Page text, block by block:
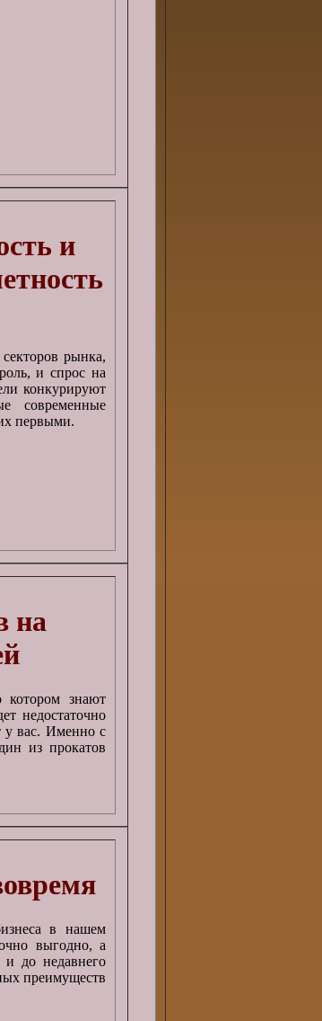
и
рынка,
и спрос на
конкурируют
современные
первыми.
на
котором знают
недостаточно
у вас. Именно с
из прокатов
в нашем
выгодно, а
и до недавнего
преимуществ